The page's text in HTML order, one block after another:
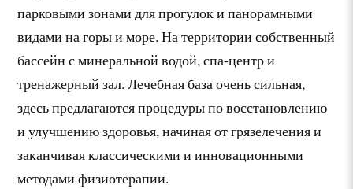
парковыми зонами для прогулок и панорамными
видами на горы и море. На территории собственный
бассейн с минеральной водой, спа-центр и
тренажерный зал. Лечебная база очень сильная,
здесь предлагаются процедуры по восстановлению
и улучшению здоровья, начиная от грязелечения и
заканчивая классическими и инновационными
методами физиотерапии.